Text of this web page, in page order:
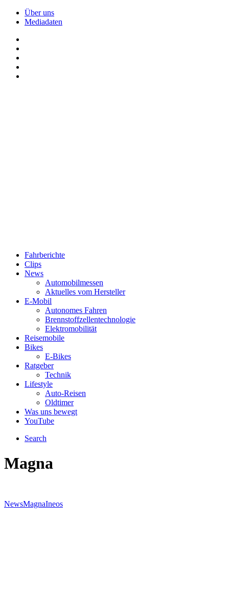
Über uns
Mediadaten
Fahrberichte
Clips
News
Automobilmessen
Aktuelles vom Hersteller
E-Mobil
Autonomes Fahren
Brennstoffzellentechnologie
Elektromobilität
Reisemobile
Bikes
E-Bikes
Ratgeber
Technik
Lifestyle
Auto-Reisen
Oldtimer
Was uns bewegt
YouTube
Search
Magna
NewsMagnaIneos